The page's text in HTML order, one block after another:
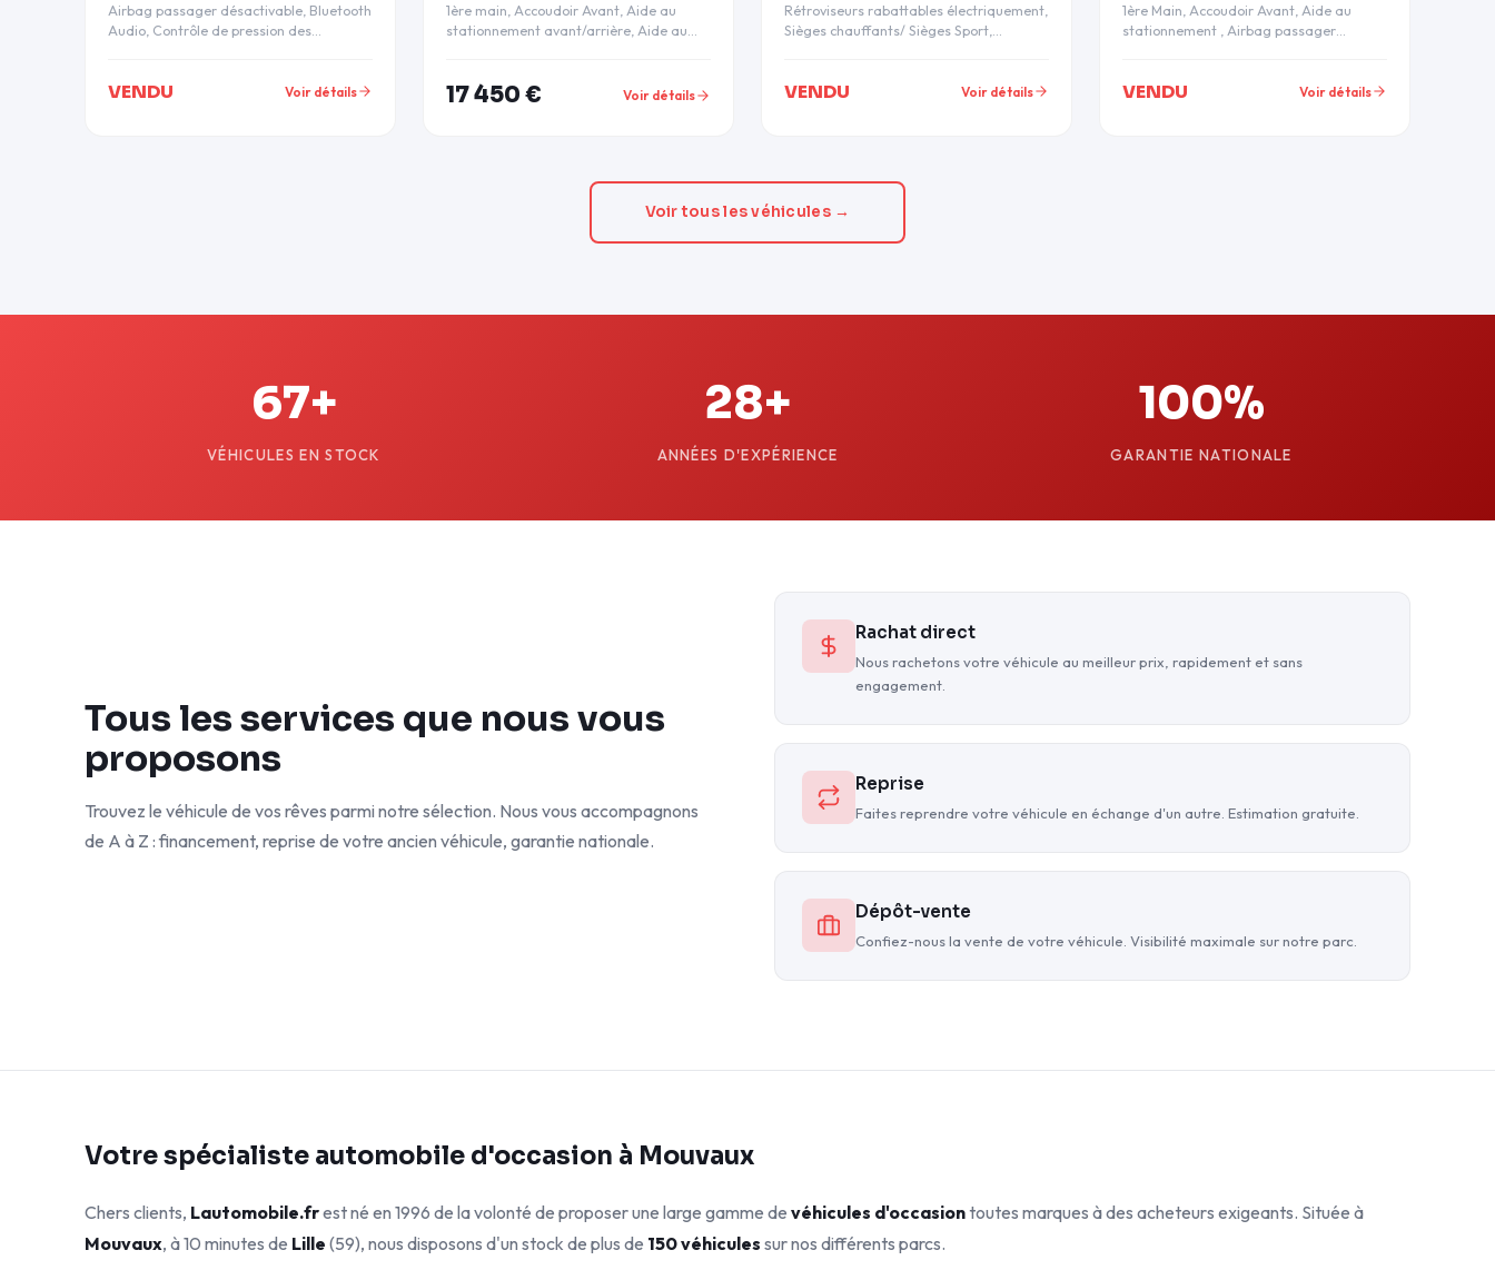
Airbag passager désactivable, Bluetooth
Audio, Contrôle de pression des
VENDU Voir détails
1ère main, Accoudoir Avant, Aide au
stationnement avant/arrière, Aide au
17 450 € Voir détails
Rétroviseurs rabattables électriquement,
Sièges chauffants/ Sièges Sport,
VENDU Voir détails
1ère Main, Accoudoir Avant, Aide au
stationnement , Airbag passager
VENDU Voir détails
Voir tous les véhicules →
67+
VÉHICULES EN STOCK
28+
ANNÉES D'EXPÉRIENCE
100%
GARANTIE NATIONALE
Tous les services que nous vous
proposons
Trouvez le véhicule de vos rêves parmi notre sélection. Nous vous accompagnons
de A à Z : financement, reprise de votre ancien véhicule, garantie nationale.
Rachat direct
Nous rachetons votre véhicule au meilleur prix, rapidement et sans
engagement.
Reprise
Faites reprendre votre véhicule en échange d'un autre. Estimation gratuite.
Dépôt-vente
Confiez-nous la vente de votre véhicule. Visibilité maximale sur notre parc.
Votre spécialiste automobile d'occasion à Mouvaux
Chers clients, Lautomobile.frest né en 1996 de la volonté de proposer une large gamme de véhicules d'occasiontoutes marques à des acheteurs exigeants. Située à
Mouvaux, à 10 minutes de Lille (59), nous disposons d'un stock de plus de 150 véhicules sur nos différents parcs.